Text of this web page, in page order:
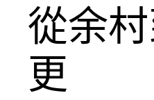
從余
更